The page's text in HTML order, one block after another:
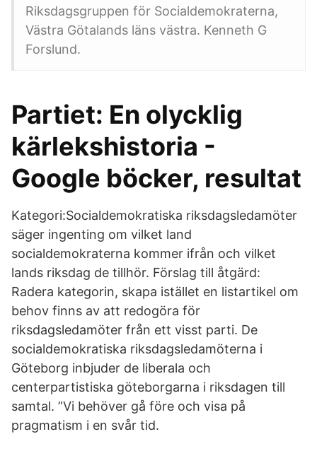
Riksdagsgruppen för Socialdemokraterna,
Västra Götalands läns västra. Kenneth G
Forslund.
Partiet: En olycklig
kärlekshistoria -
Google böcker, resultat
Kategori:Socialdemokratiska riksdagsledamöter
säger ingenting om vilket land
socialdemokraterna kommer ifrån och vilket
lands riksdag de tillhör. Förslag till åtgärd:
Radera kategorin, skapa istället en listartikel om
behov finns av att redogöra för
riksdagsledamöter från ett visst parti. De
socialdemokratiska riksdagsledamöterna i
Göteborg inbjuder de liberala och
centerpartistiska göteborgarna i riksdagen till
samtal. ”Vi behöver gå före och visa på
pragmatism i en svår tid.